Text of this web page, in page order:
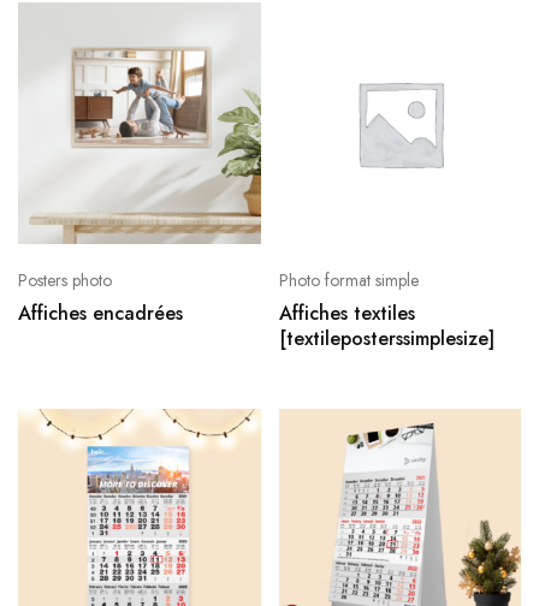
Posters photo
Affiches encadrées
Photo format simple
Affiches textiles
[textileposterssimplesize]